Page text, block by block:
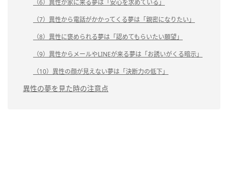
（6）異性が家に来る夢は「安心を求めている」
（7）異性から電話がかかってくる夢は「親密になりたい」
（8）異性に褒められる夢は「認めてもらいたい願望」
（9）異性からメールやLINEが来る夢は「お誘いがくる暗示」
（10）異性の顔が見えない夢は「決断力の低下」
異性の夢を見た時の注意点